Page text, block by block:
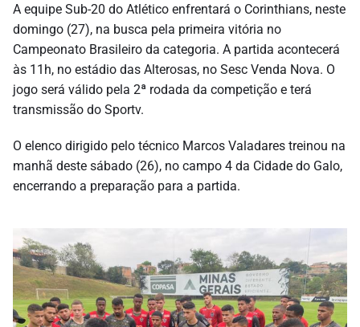
A equipe Sub-20 do Atlético enfrentará o Corinthians, neste
domingo (27), na busca pela primeira vitória no
Campeonato Brasileiro da categoria. A partida acontecerá
às 11h, no estádio das Alterosas, no Sesc Venda Nova. O
jogo será válido pela 2ª rodada da competição e terá
transmissão do Sportv.
O elenco dirigido pelo técnico Marcos Valadares treinou na
manhã deste sábado (26), no campo 4 da Cidade do Galo,
encerrando a preparação para a partida.